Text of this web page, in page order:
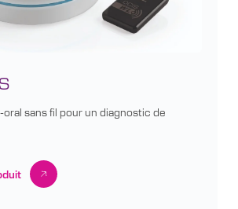
sans fil pour un diagnostic de